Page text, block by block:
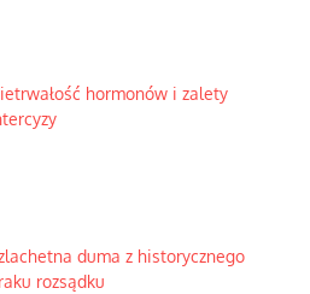
hormonów i zalety
duma z historycznego
rozsądku